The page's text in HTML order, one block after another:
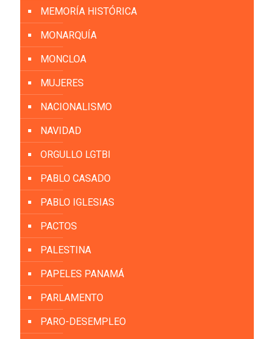
MEMORÍA HISTÓRICA
MONARQUÍA
MONCLOA
MUJERES
NACIONALISMO
NAVIDAD
ORGULLO LGTBI
PABLO CASADO
PABLO IGLESIAS
PACTOS
PALESTINA
PAPELES PANAMÁ
PARLAMENTO
PARO-DESEMPLEO